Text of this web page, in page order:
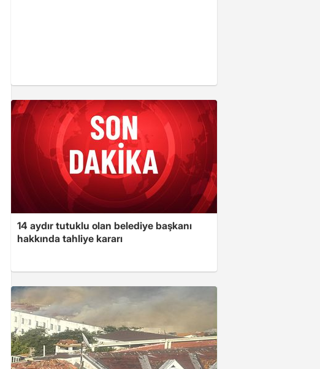
14 aydır tutuklu olan belediye başkanı
hakkında tahliye kararı